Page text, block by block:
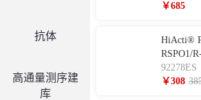
抗体
高通量测序建
库
￥685
HiActi®
RSPO1/
人RSPO1
92278ES
￥308